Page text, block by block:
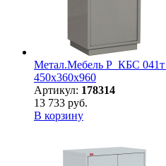
Метал.Мебель P_КБC 041т
450х360х960
Артикул: 178314
13 733 руб.
В корзину